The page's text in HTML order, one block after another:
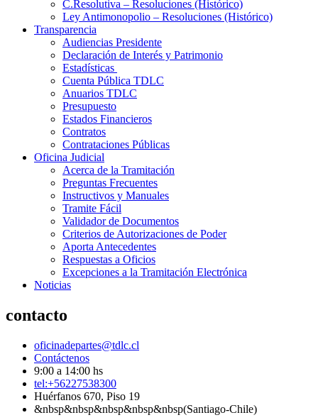
C.Resolutiva – Resoluciones (Histórico)
Ley Antimonopolio – Resoluciones (Histórico)
Transparencia
Audiencias Presidente
Declaración de Interés y Patrimonio
Estadísticas
Cuenta Pública TDLC
Anuarios TDLC
Presupuesto
Estados Financieros
Contratos
Contrataciones Públicas
Oficina Judicial
Acerca de la Tramitación
Preguntas Frecuentes
Instructivos y Manuales
Tramite Fácil
Validador de Documentos
Criterios de Autorizaciones de Poder
Aporta Antecedentes
Respuestas a Oficios
Excepciones a la Tramitación Electrónica
Noticias
contacto
oficinadepartes@tdlc.cl
Contáctenos
9:00 a 14:00 hs
tel:+56227538300
Huérfanos 670, Piso 19
&nbsp&nbsp&nbsp&nbsp&nbsp(Santiago-Chile)